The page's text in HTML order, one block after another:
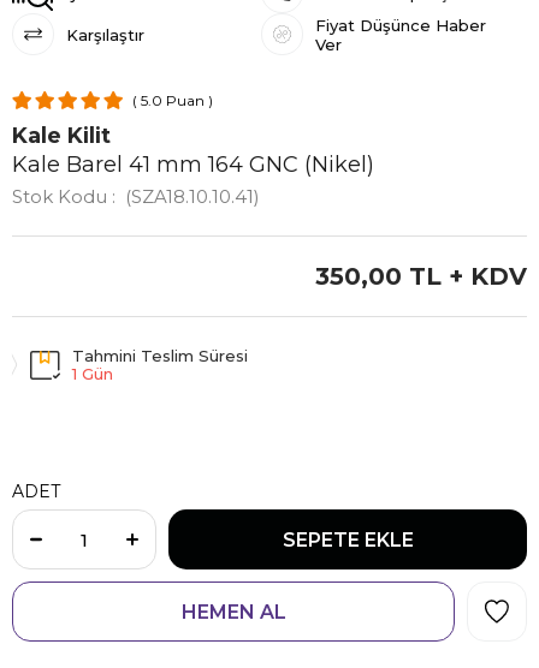
Karşılaştır
Fiyat Düşünce Haber
Ver
5.0
Kale Kilit
Kale Barel 41 mm 164 GNC (Nikel)
Stok Kodu (SZA18.10.10.41)
350,00 TL + KDV
Tahmini Teslim Süresi
1 Gün
ADET